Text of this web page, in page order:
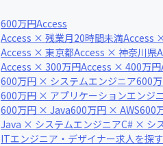
600万円Access
Access × 残業月20時間未満Access
Access × 東京都Access × 神奈川県
Access × 300万円Access × 400万円
600万円 × システムエンジニア600
600万円 × アプリケーションエンジ
600万円 × Java600万円 × AWS600
Java × システムエンジニアC# × シ
ITエンジニア・デザイナー求人を探す